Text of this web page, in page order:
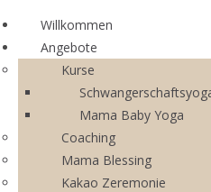
Schreibe einen
Willkommen
Angebote
Kurse
Mama Baby Yoga
Coaching
Mama Blessing
Kakao Zeremonie